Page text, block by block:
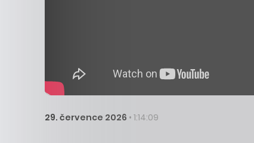
29. července 2026 • 1:14:09